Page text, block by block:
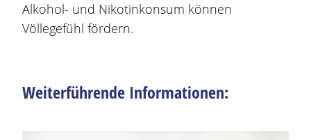
Alkohol- und Nikotinkonsum können
Völlegefühl fördern.
Weiterführende Informationen: